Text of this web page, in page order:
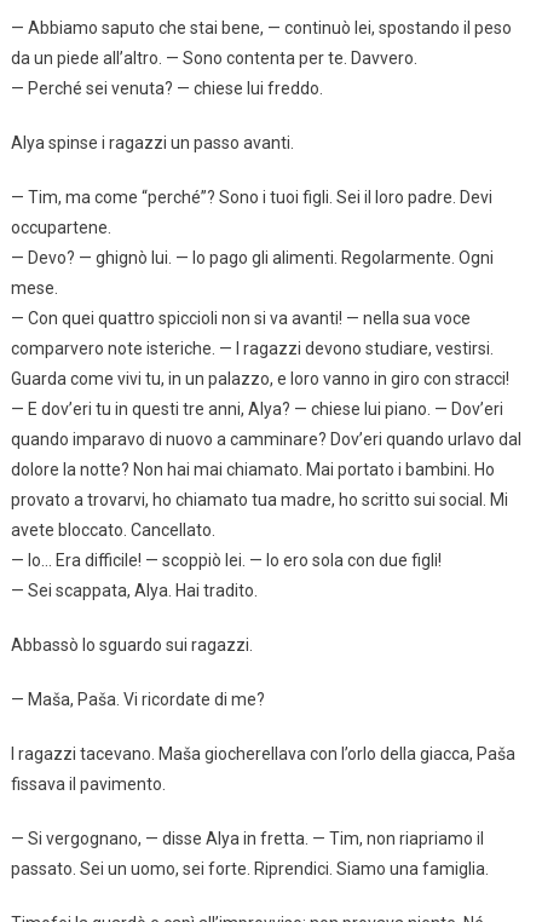
— Abbiamo saputo che stai bene, — continuò lei, spostando il peso
da un piede all’altro. — Sono contenta per te. Davvero.
— Perché sei venuta? — chiese lui freddo.
Alya spinse i ragazzi un passo avanti.
— Tim, ma come “perché”? Sono i tuoi figli. Sei il loro padre. Devi
occupartene.
— Devo? — ghignò lui. — Io pago gli alimenti. Regolarmente. Ogni
mese.
— Con quei quattro spiccioli non si va avanti! — nella sua voce
comparvero note isteriche. — I ragazzi devono studiare, vestirsi.
Guarda come vivi tu, in un palazzo, e loro vanno in giro con stracci!
— E dov’eri tu in questi tre anni, Alya? — chiese lui piano. — Dov’eri
quando imparavo di nuovo a camminare? Dov’eri quando urlavo dal
dolore la notte? Non hai mai chiamato. Mai portato i bambini. Ho
provato a trovarvi, ho chiamato tua madre, ho scritto sui social. Mi
avete bloccato. Cancellato.
— Io… Era difficile! — scoppiò lei. — Io ero sola con due figli!
— Sei scappata, Alya. Hai tradito.
Abbassò lo sguardo sui ragazzi.
— Maša, Paša. Vi ricordate di me?
I ragazzi tacevano. Maša giocherellava con l’orlo della giacca, Paša
fissava il pavimento.
— Si vergognano, — disse Alya in fretta. — Tim, non riapriamo il
passato. Sei un uomo, sei forte. Riprendici. Siamo una famiglia.